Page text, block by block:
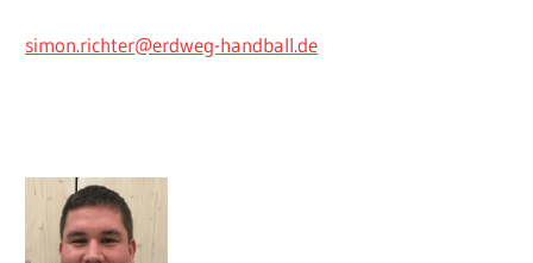
simon.richter@erdweg-handball.de